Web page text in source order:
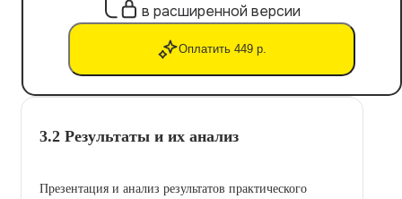
в расширенной версии
Оплатить 449 р.
3.2 Результаты и их анализ
Презентация и анализ результатов практического